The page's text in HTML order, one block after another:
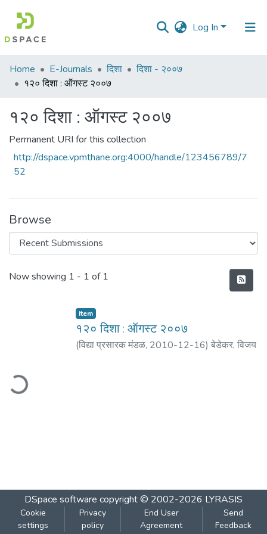
Log In
Communities
&
All of DSpace
Statistics
Home E-Journals दिशा
दिशा - २००७
१२० दिशा : ऑगस्ट २००७
१२० दिशा : ऑगस्ट २००७
Permanent URI for this collection
http://dspace.vpmthane.org:4000/handle/123456789/7
52
Browse
Recent Submissions
Now showing 1 - 1 of 1
Item
१२० दिशा : ऑगस्ट २००७
(विद्या प्रसारक मंडळ, 2010-12-16) बेडेकर, विजय
DSpace software copyright © 2002-2026 LYRASIS
Cookie
settings
Privacy
policy
End User
Agreement
Send
Feedback